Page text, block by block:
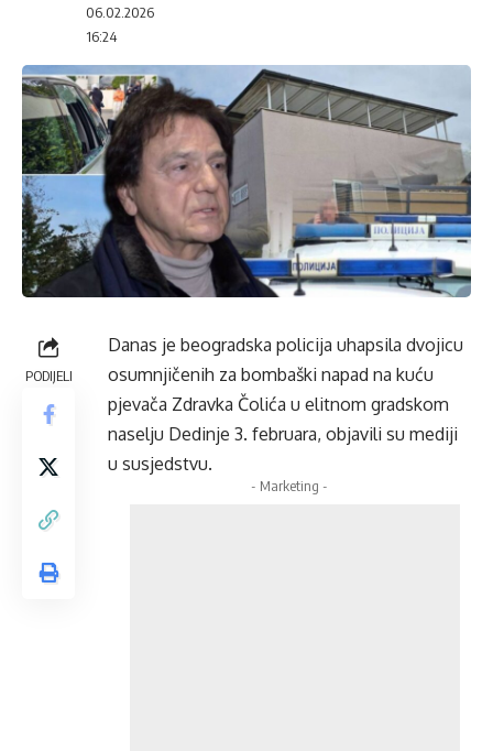
06.02.2026
16:24
PODIJELI
Danas je beogradska policija uhapsila dvojicu
osumnjičenih za bombaški napad na kuću
pjevača Zdravka Čolića u elitnom gradskom
naselju Dedinje 3. februara, objavili su mediji
u susjedstvu.
- Marketing -